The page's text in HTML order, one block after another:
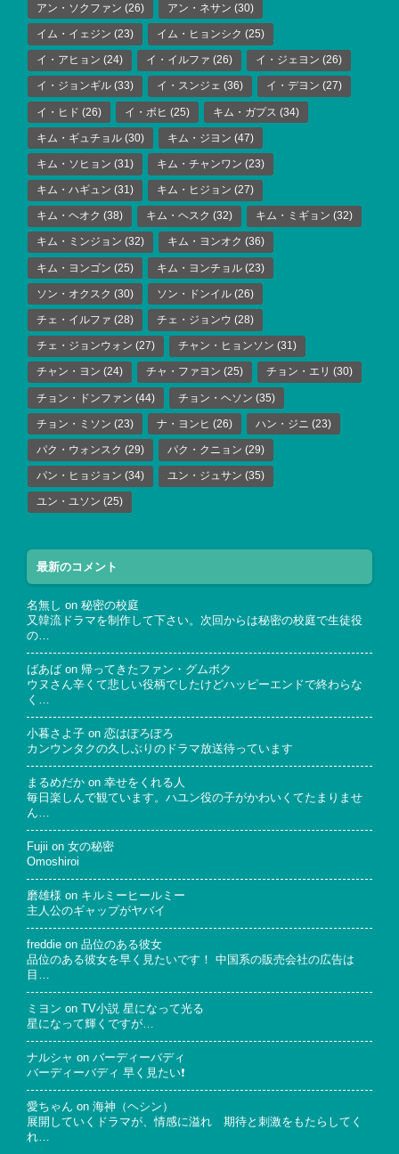
アン・ソクファン (26) アン・ネサン (30)
イム・イェジン (23) イム・ヒョンシク (25)
イ・アヒョン (24) イ・イルファ (26) イ・ジェヨン (26)
イ・ジョンギル (33) イ・スンジェ (36) イ・デヨン (27)
イ・ヒド (26) イ・ボヒ (25) キム・ガプス (34)
キム・ギュチョル (30) キム・ジヨン (47)
キム・ソヒョン (31) キム・チャンワン (23)
キム・ハギュン (31) キム・ヒジョン (27)
キム・ヘオク (38) キム・ヘスク (32) キム・ミギョン (32)
キム・ミンジョン (32) キム・ヨンオク (36)
キム・ヨンゴン (25) キム・ヨンチョル (23)
ソン・オクスク (30) ソン・ドンイル (26)
チェ・イルファ (28) チェ・ジョンウ (28)
チェ・ジョンウォン (27) チャン・ヒョンソン (31)
チャン・ヨン (24) チャ・ファヨン (25) チョン・エリ (30)
チョン・ドンファン (44) チョン・ヘソン (35)
チョン・ミソン (23) ナ・ヨンヒ (26) ハン・ジニ (23)
パク・ウォンスク (29) パク・クニョン (29)
パン・ヒョジョン (34) ユン・ジュサン (35)
ユン・ユソン (25)
最新のコメント
名無し on 秘密の校庭
又韓流ドラマを制作して下さい。次回からは秘密の校庭で生徒役
の…
ばあば on 帰ってきたファン・グムボク
ウヌさん辛くて悲しい役柄でしたけどハッピーエンドで終わらな
く…
小暮さよ子 on 恋はぽろぽろ
カンウンタクの久しぶりのドラマ放送待っています
まるめだか on 幸せをくれる人
毎日楽しんで観ています。ハユン役の子がかわいくてたまりませ
ん…
Fujii on 女の秘密
Omoshiroi
磨雄様 on キルミーヒールミー
主人公のギャップがヤバイ
freddie on 品位のある彼女
品位のある彼女を早く見たいです！ 中国系の販売会社の広告は
目…
ミヨン on
TV小説 星になって光る
星になって輝くですが…
ナルシャ on バーディーバディ
バーディーバディ 早く見たい❗
愛ちゃん on 海神（ヘシン）
展開していくドラマが、情感に溢れ 期待と刺激をもたらしてく
れ…